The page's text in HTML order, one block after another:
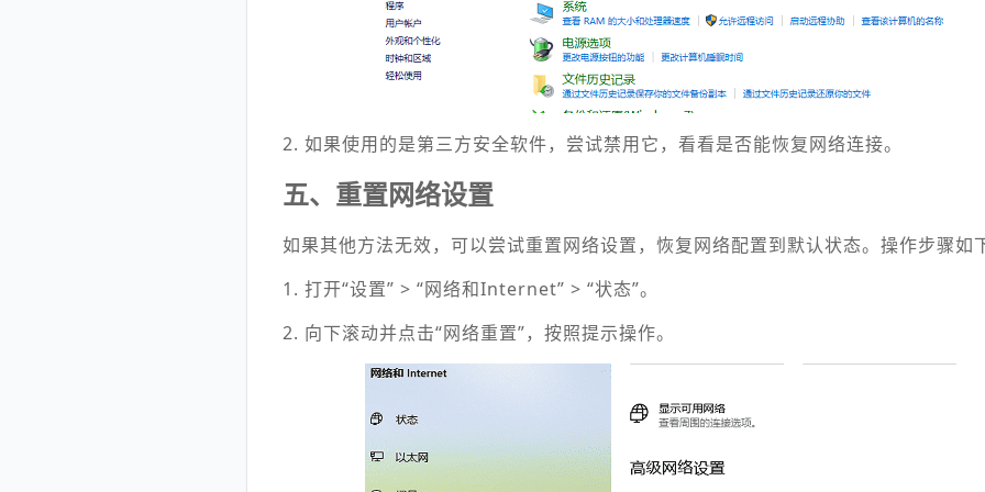
2. 如果使用的是第三方安全软件，尝试禁用它，看看是否能恢复网络连接。
五、重置网络设置
如果其他方法无效，可以尝试重置网络设置，恢复网络配置到默认状态。操作步骤如
1. 打开“设置” > “网络和Internet” > “状态”。
2. 向下滚动并点击“网络重置”，按照提示操作。